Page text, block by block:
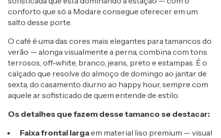
conforto que só a Modare consegue oferecer em um
salto desse porte.
O café é uma das cores mais elegantes para tamancos do
verão — alonga visualmente a perna, combina com tons
terrosos, off-white, branco, jeans, preto e estampas. É o
calçado que resolve do almoço de domingo ao jantar de
sexta, do casamento diurno ao happy hour, sempre com
aquele ar sofisticado de quem entende de estilo.
Os detalhes que fazem desse tamanco se destacar:
Faixa frontal largaem material liso premium — visual